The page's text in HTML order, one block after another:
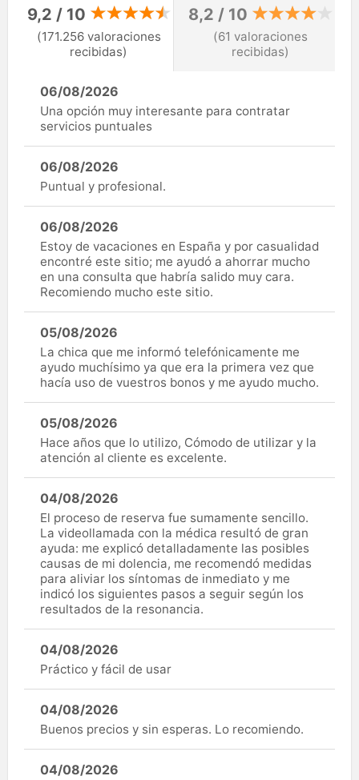
9,2 / 10
(171.256 valoraciones
recibidas)
8,2 / 10
(61 valoraciones
recibidas)
06/08/2026
Una opción muy interesante para contratar
servicios puntuales
06/08/2026
Puntual y profesional.
06/08/2026
Estoy de vacaciones en España y por casualidad
encontré este sitio; me ayudó a ahorrar mucho
en una consulta que habría salido muy cara.
Recomiendo mucho este sitio.
05/08/2026
La chica que me informó telefónicamente me
ayudo muchísimo ya que era la primera vez que
hacía uso de vuestros bonos y me ayudo mucho.
05/08/2026
Hace años que lo utilizo, Cómodo de utilizar y la
atención al cliente es excelente.
04/08/2026
El proceso de reserva fue sumamente sencillo.
La videollamada con la médica resultó de gran
ayuda: me explicó detalladamente las posibles
causas de mi dolencia, me recomendó medidas
para aliviar los síntomas de inmediato y me
indicó los siguientes pasos a seguir según los
resultados de la resonancia.
04/08/2026
Práctico y fácil de usar
04/08/2026
Buenos precios y sin esperas. Lo recomiendo.
04/08/2026